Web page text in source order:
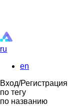
ru
en
Вход/Регистрация
по тегу
по названию